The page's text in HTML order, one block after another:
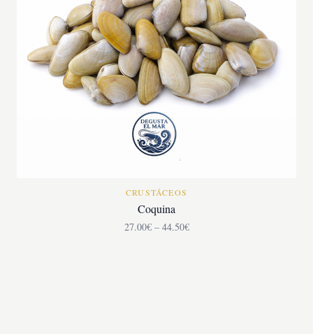
CRUSTÁCEOS
Coquina
27.00€ – 44.50€